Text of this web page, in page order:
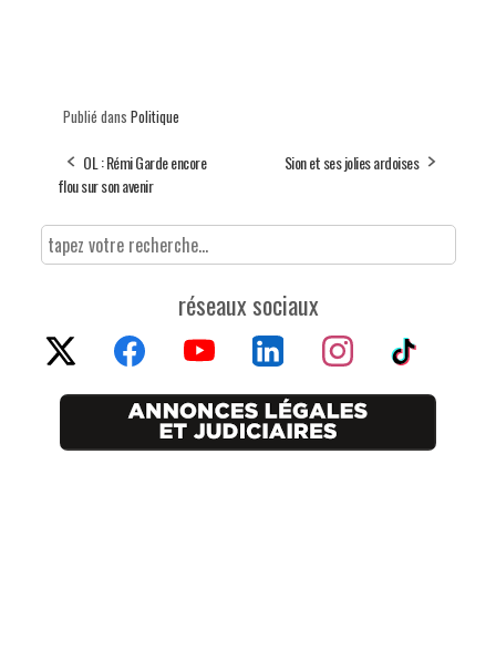
Publié dans Politique
OL : Rémi Garde encore
flou sur son avenir
Sion et ses jolies ardoises
réseaux sociaux